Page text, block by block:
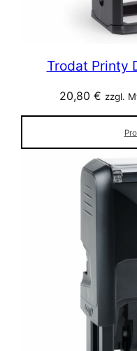
Trodat Printy
20,80 € zzgl.